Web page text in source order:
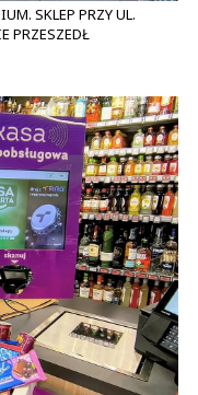
SKLEP PRZY UL.
PRZESZEDŁ